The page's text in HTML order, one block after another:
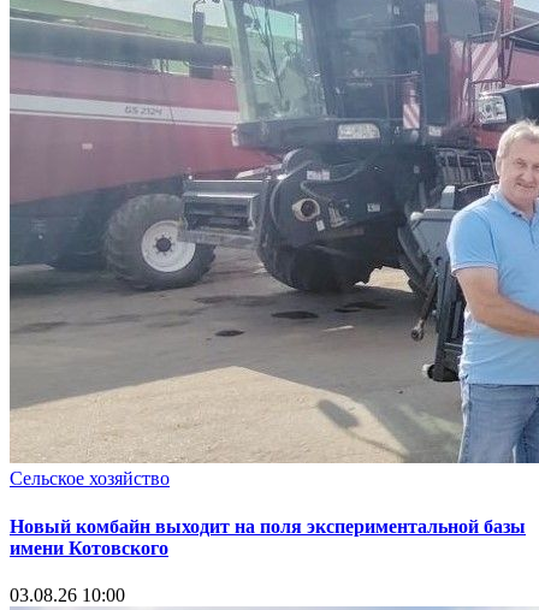
Сельское хозяйство
Новый комбайн выходит на поля экспериментальной базы
имени Котовского
03.08.26 10:00